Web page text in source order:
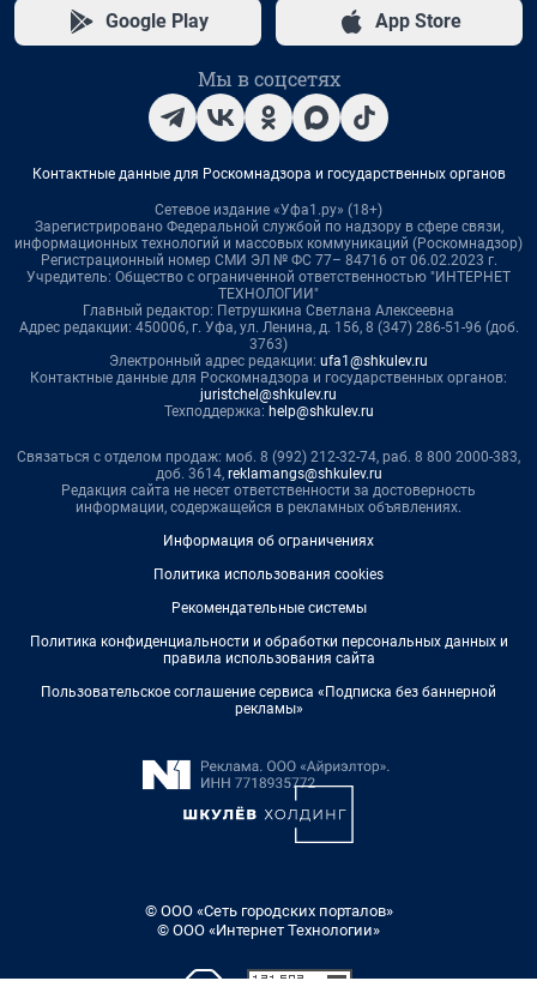
Google Play App Store
Мы в соцсетях
Контактные данные для Роскомнадзора и государственных органов
Сетевое издание «Уфа1.ру» (18+)
Зарегистрировано Федеральной службой по надзору в сфере связи,
информационных технологий и массовых коммуникаций (Роскомнадзор)
Регистрационный номер СМИ ЭЛ № ФС 77– 84716 от 06.02.2023 г.
Учредитель: Общество с ограниченной ответственностью "ИНТЕРНЕТ
ТЕХНОЛОГИИ"
Главный редактор: Петрушкина Светлана Алексеевна
Адрес редакции: 450006, г. Уфа, ул. Ленина, д. 156, 8 (347) 286-51-96 (доб.
3763)
Электронный адрес редакции: ufa1@shkulev.ru
Контактные данные для Роскомнадзора и государственных органов:
juristchel@shkulev.ru
Техподдержка: help@shkulev.ru
Связаться с отделом продаж: моб. 8 (992) 212-32-74, раб. 8 800 2000-383,
доб. 3614, reklamangs@shkulev.ru
Редакция сайта не несет ответственности за достоверность
информации, содержащейся в рекламных объявлениях.
Информация об ограничениях
Политика использования cookies
Рекомендательные системы
Политика конфиденциальности и обработки персональных данных и
правила использования сайта
Пользовательское соглашение сервиса «Подписка без баннерной
рекламы»
© ООО «Сеть городских порталов»
© ООО «Интернет Технологии»